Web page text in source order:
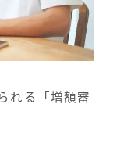
れる「増額審